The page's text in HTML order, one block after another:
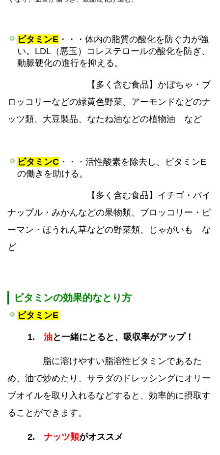
ビタミンE ・・・体内の脂質の酸化を防ぐ力が強
い。LDL（悪玉）コレステロールの酸化を防ぎ、
動脈硬化の進行を抑える。
​ 【多く含む食品】 かぼちゃ・ブ
ロッコリーなどの緑黄色野菜、アーモンドなどのナ
ッツ類、大豆製品、なたね油などの植物油 など
ビタミンC ・・・活性酸素を除去し、ビタミンE
の働きを助ける。
【多く含む食品】イチゴ・パイ
ナップル・みかんなどの果物類、ブロッコリー・ピ
ーマン・ほうれん草などの野菜類、じゃがいも な
ど
ビタミンの効果的なとり方
ビタミンE
1. 油と一緒にとると、吸収率がアップ！
脂に溶けやすい脂溶性ビタミンであるた
め、油で炒めたり、サラダのドレッシングにオリー
ブオイルを取り入れるなどすると、効率的に摂取す
ることができます。
2. ナッツ類がオススメ